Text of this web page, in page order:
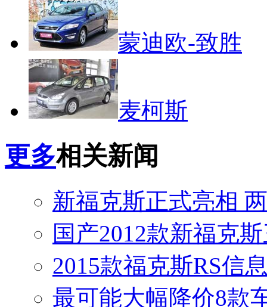
蒙迪欧-致胜
麦柯斯
更多相关新闻
新福克斯正式亮相
国产2012款新福克
2015款福克斯RS信
最可能大幅降价8款